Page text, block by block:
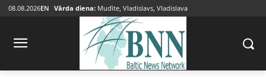
08.08.2026EN Vārda diena: Mudīte, Vladislavs, Vladislava